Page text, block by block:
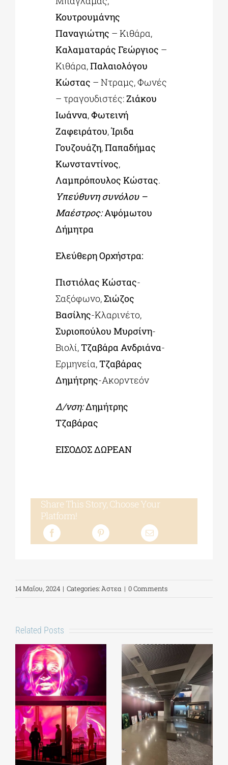
Κουτρουμάνης
Παναγιώτης – Κιθάρα,
Καλαματαράς Γεώργιος –
Κιθάρα,Παλαιολόγου
Κώστας – Ντραμς, Φωνές
– τραγουδιστές:Ζιάκου
Ιωάννα,Φωτεινή
Ζαφειράτου,Ίριδα
Γουζουάζη,Παπαδήμας
Κωνσταντίνος,
Λαμπρόπουλος Κώστας.
Υπεύθυνη συνόλου –
Μαέστρος:Αψόμωτου
Δήμητρα
Ελεύθερη Ορχήστρα:
Πιστιόλας Κώστας-
Σαξόφωνο,Σιώζος
Βασίλης-Κλαρινέτο,
Συριοπούλου Μυρσίνη-
Βιολί,Τζαβάρα Ανδριάνα-
Ερμηνεία,Τζαβάρας
Δημήτρης-Ακορντεόν
Δ/νση:Δημήτρης
Τζαβάρας
ΕΙΣΟΔΟΣ ΔΩΡΕΑΝ
Share This Story, Choose Your
Platform!
14 Μαΐου, 2024 | Categories:Άστεα | 0 Comments
Related Posts